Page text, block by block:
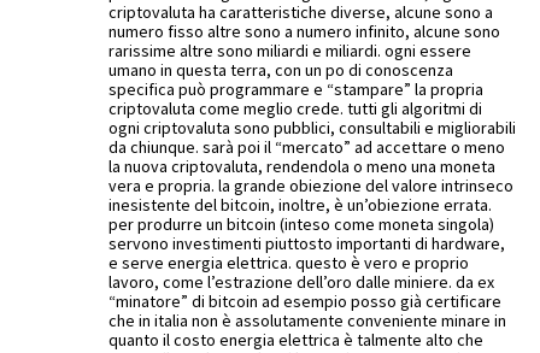
criptovaluta ha caratteristiche diverse, alcune sono a
numero fisso altre sono a numero infinito, alcune sono
rarissime altre sono miliardi e miliardi. ogni essere
umano in questa terra, con un po di conoscenza
specifica può programmare e “stampare” la propria
criptovaluta come meglio crede. tutti gli algoritmi di
ogni criptovaluta sono pubblici, consultabili e migliorabili
da chiunque. sarà poi il “mercato” ad accettare o meno
la nuova criptovaluta, rendendola o meno una moneta
vera e propria. la grande obiezione del valore intrinseco
inesistente del bitcoin, inoltre, è un’obiezione errata.
per produrre un bitcoin (inteso come moneta singola)
servono investimenti piuttosto importanti di hardware,
e serve energia elettrica. questo è vero e proprio
lavoro, come l’estrazione dell’oro dalle miniere. da ex
“minatore” di bitcoin ad esempio posso già certificare
che in italia non è assolutamente conveniente minare in
quanto il costo energia elettrica è talmente alto che